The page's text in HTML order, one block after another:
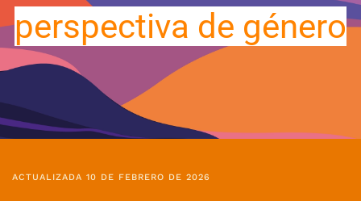
perspectiva de género
ACTUALIZADA 10 DE FEBRERO DE 2026